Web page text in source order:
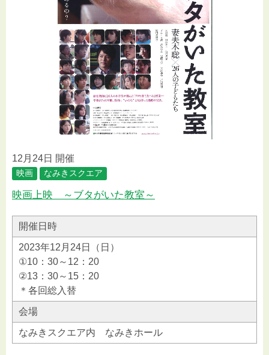
12月24日 開催
映画 なみきスクエア
映画上映 ～ブタがいた教室～
開催日時
2023年12月24日（日）
①10：30～12：20
②13：30～15：20
＊各回総入替
会場
なみきスクエア内 なみきホール